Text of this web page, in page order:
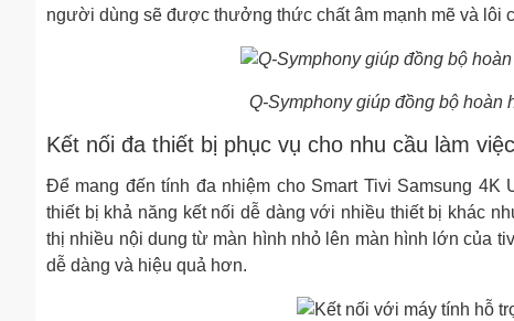
người dùng sẽ được thưởng thức chất âm mạnh mẽ và lôi
Q-Symphony giúp đồng bộ hoàn
Kết nối đa thiết bị phục vụ cho nhu cầu làm
Để mang đến tính đa nhiệm cho Smart Tivi Samsung
thiết bị khả năng kết nối dễ dàng với nhiều thiết bị khác
thị nhiều nội dung từ màn hình nhỏ lên màn hình lớn của
dễ dàng và hiệu quả hơn.